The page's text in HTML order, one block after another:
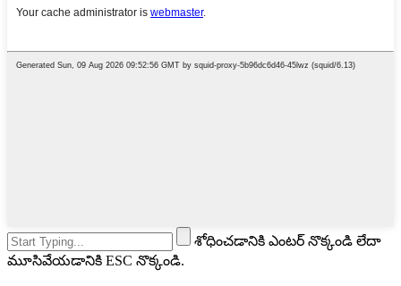
శోధించడానికి ఎంటర్ నొక్కండి లేదా
మూసివేయడానికి ESC నొక్కండి.